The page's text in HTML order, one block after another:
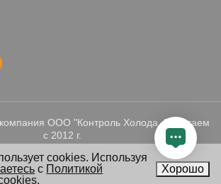
ООО "Контроль Холода. Работаем
с 2012 г.
cookies. Используя
с Политикой
.
Хорошо